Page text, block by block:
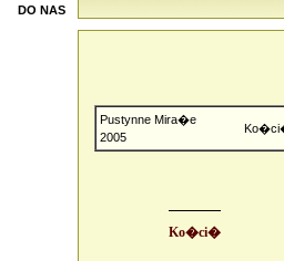
DO NAS
Pustynne Mira�e
2005
Ko�ci�